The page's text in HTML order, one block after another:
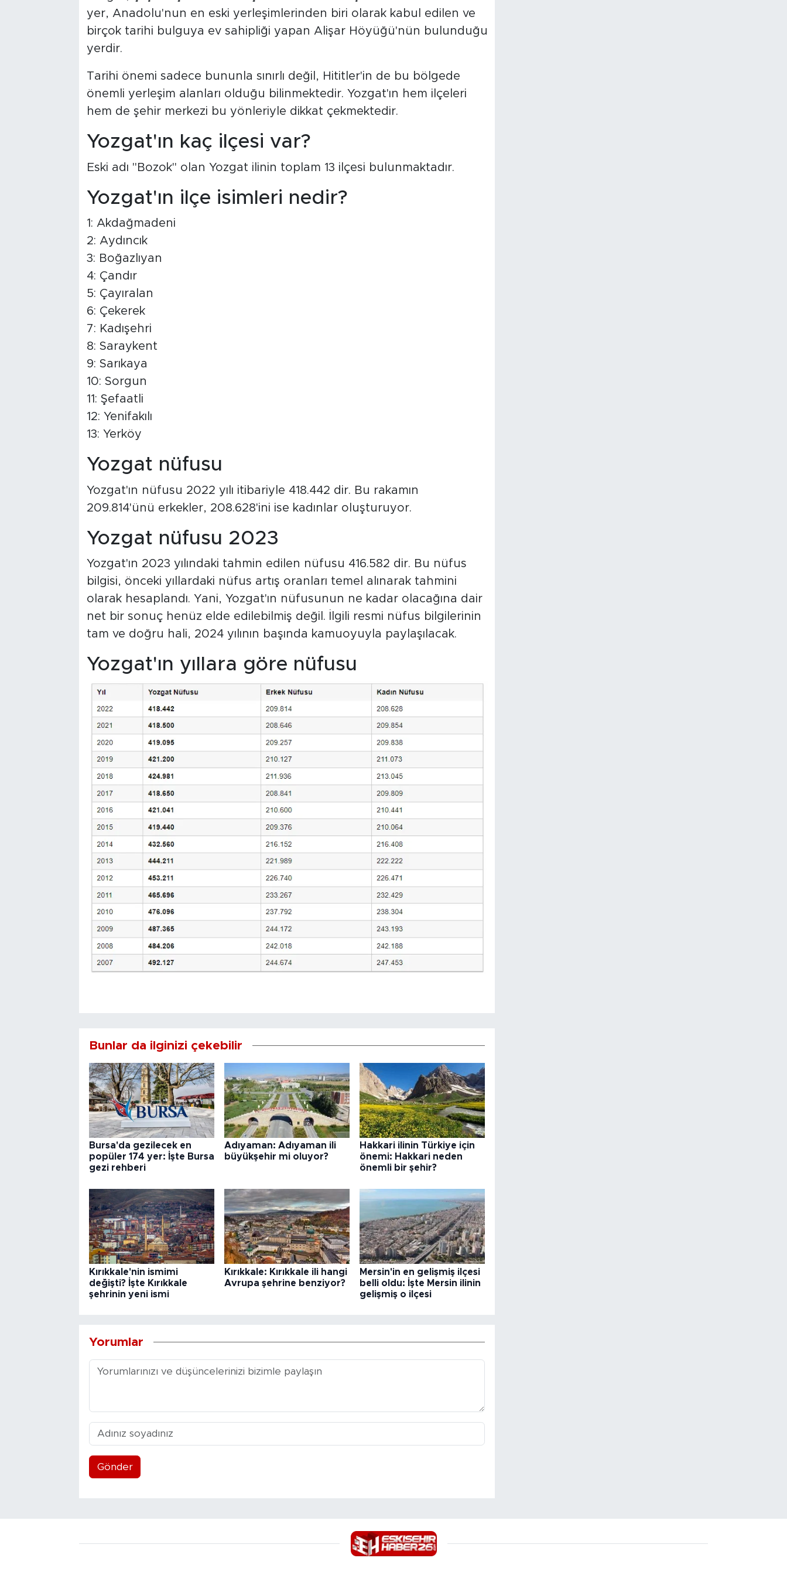
yer, Anadolu'nun en eski yerleşimlerinden biri olarak kabul edilen ve
birçok tarihi bulguya ev sahipliği yapan Alişar Höyüğü'nün bulunduğu
yerdir.
Tarihi önemi sadece bununla sınırlı değil, Hititler'in de bu bölgede
önemli yerleşim alanları olduğu bilinmektedir. Yozgat'ın hem ilçeleri
hem de şehir merkezi bu yönleriyle dikkat çekmektedir.
Yozgat'ın kaç ilçesi var?
Eski adı "Bozok" olan Yozgat ilinin toplam 13 ilçesi bulunmaktadır.
Yozgat'ın ilçe isimleri nedir?
1: Akdağmadeni
2: Aydıncık
3: Boğazlıyan
4: Çandır
5: Çayıralan
6: Çekerek
7: Kadışehri
8: Saraykent
9: Sarıkaya
10: Sorgun
11: Şefaatli
12: Yenifakılı
13: Yerköy
Yozgat nüfusu
Yozgat'ın nüfusu 2022 yılı itibariyle 418.442 dir. Bu rakamın
209.814'ünü erkekler, 208.628'ini ise kadınlar oluşturuyor.
Yozgat nüfusu 2023
Yozgat'ın 2023 yılındaki tahmin edilen nüfusu 416.582 dir. Bu nüfus
bilgisi, önceki yıllardaki nüfus artış oranları temel alınarak tahmini
olarak hesaplandı. Yani, Yozgat'ın nüfusunun ne kadar olacağına dair
net bir sonuç henüz elde edilebilmiş değil. İlgili resmi nüfus bilgilerinin
tam ve doğru hali, 2024 yılının başında kamuoyuyla paylaşılacak.
Yozgat'ın yıllara göre nüfusu
Bunlar da ilginizi çekebilir
Bursa'da gezilecek en
popüler 174 yer: İşte Bursa
gezi rehberi
Adıyaman: Adıyaman ili
büyükşehir mi oluyor?
Hakkari ilinin Türkiye için
önemi: Hakkari neden
önemli bir şehir?
Kırıkkale'nin ismimi
değişti? İşte Kırıkkale
şehrinin yeni ismi
Kırıkkale: Kırıkkale ili hangi
Avrupa şehrine benziyor?
Mersin'in en gelişmiş ilçesi
belli oldu: İşte Mersin ilinin
gelişmiş o ilçesi
Yorumlar
Gönder